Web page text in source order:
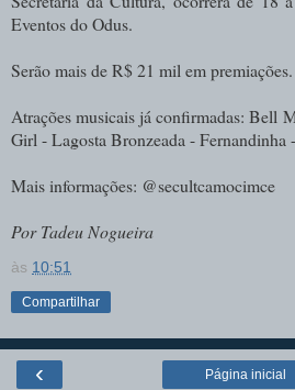
Eventos do Odus.
Serão mais de R$ 21 mil em
Atrações musicais já confirmadas: Bell
Girl - Lagosta Bronzeada - Fernandinha
Mais informações: @secultcamocimce
Por Tadeu Nogueira
às 10:51
Compartilhar
‹ Página inicial